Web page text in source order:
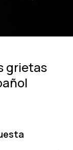
grietas